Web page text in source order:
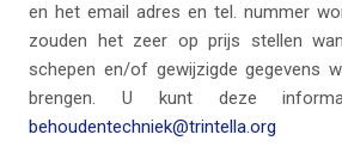
en het email adres en tel. nummer
zouden het zeer op prijs stellen
schepen en/of gewijzigde gegevens
brengen. U kunt deze
behoudentechniek@trintella.org